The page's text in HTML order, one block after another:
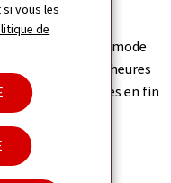
vous les
de
changement du mode
quelques heures
sont attendues en fin
sur le site